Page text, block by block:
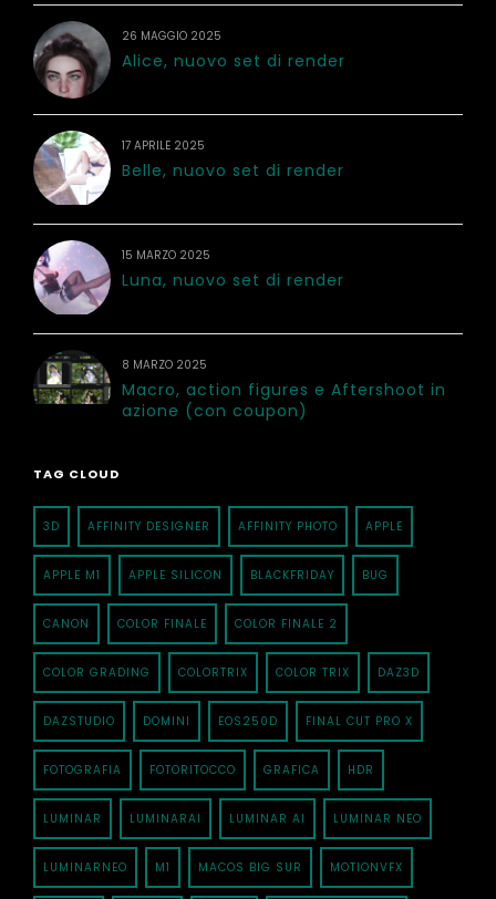
26 MAGGIO 2025
Alice, nuovo set di render
17 APRILE 2025
Belle, nuovo set di render
15 MARZO 2025
Luna, nuovo set di render
8 MARZO 2025
Macro, action figures e Aftershoot in
azione (con coupon)
TAG CLOUD
3D AFFINITY DESIGNER AFFINITY PHOTO APPLE
APPLE M1 APPLE SILICON BLACKFRIDAY BUG
CANON COLOR FINALE COLOR FINALE 2
COLOR GRADING COLORTRIX COLOR TRIX DAZ3D
DAZSTUDIO DOMINI EOS250D FINAL CUT PRO X
FOTOGRAFIA FOTORITOCCO GRAFICA HDR
LUMINAR LUMINARAI LUMINAR AI LUMINAR NEO
LUMINARNEO M1 MACOS BIG SUR MOTIONVFX